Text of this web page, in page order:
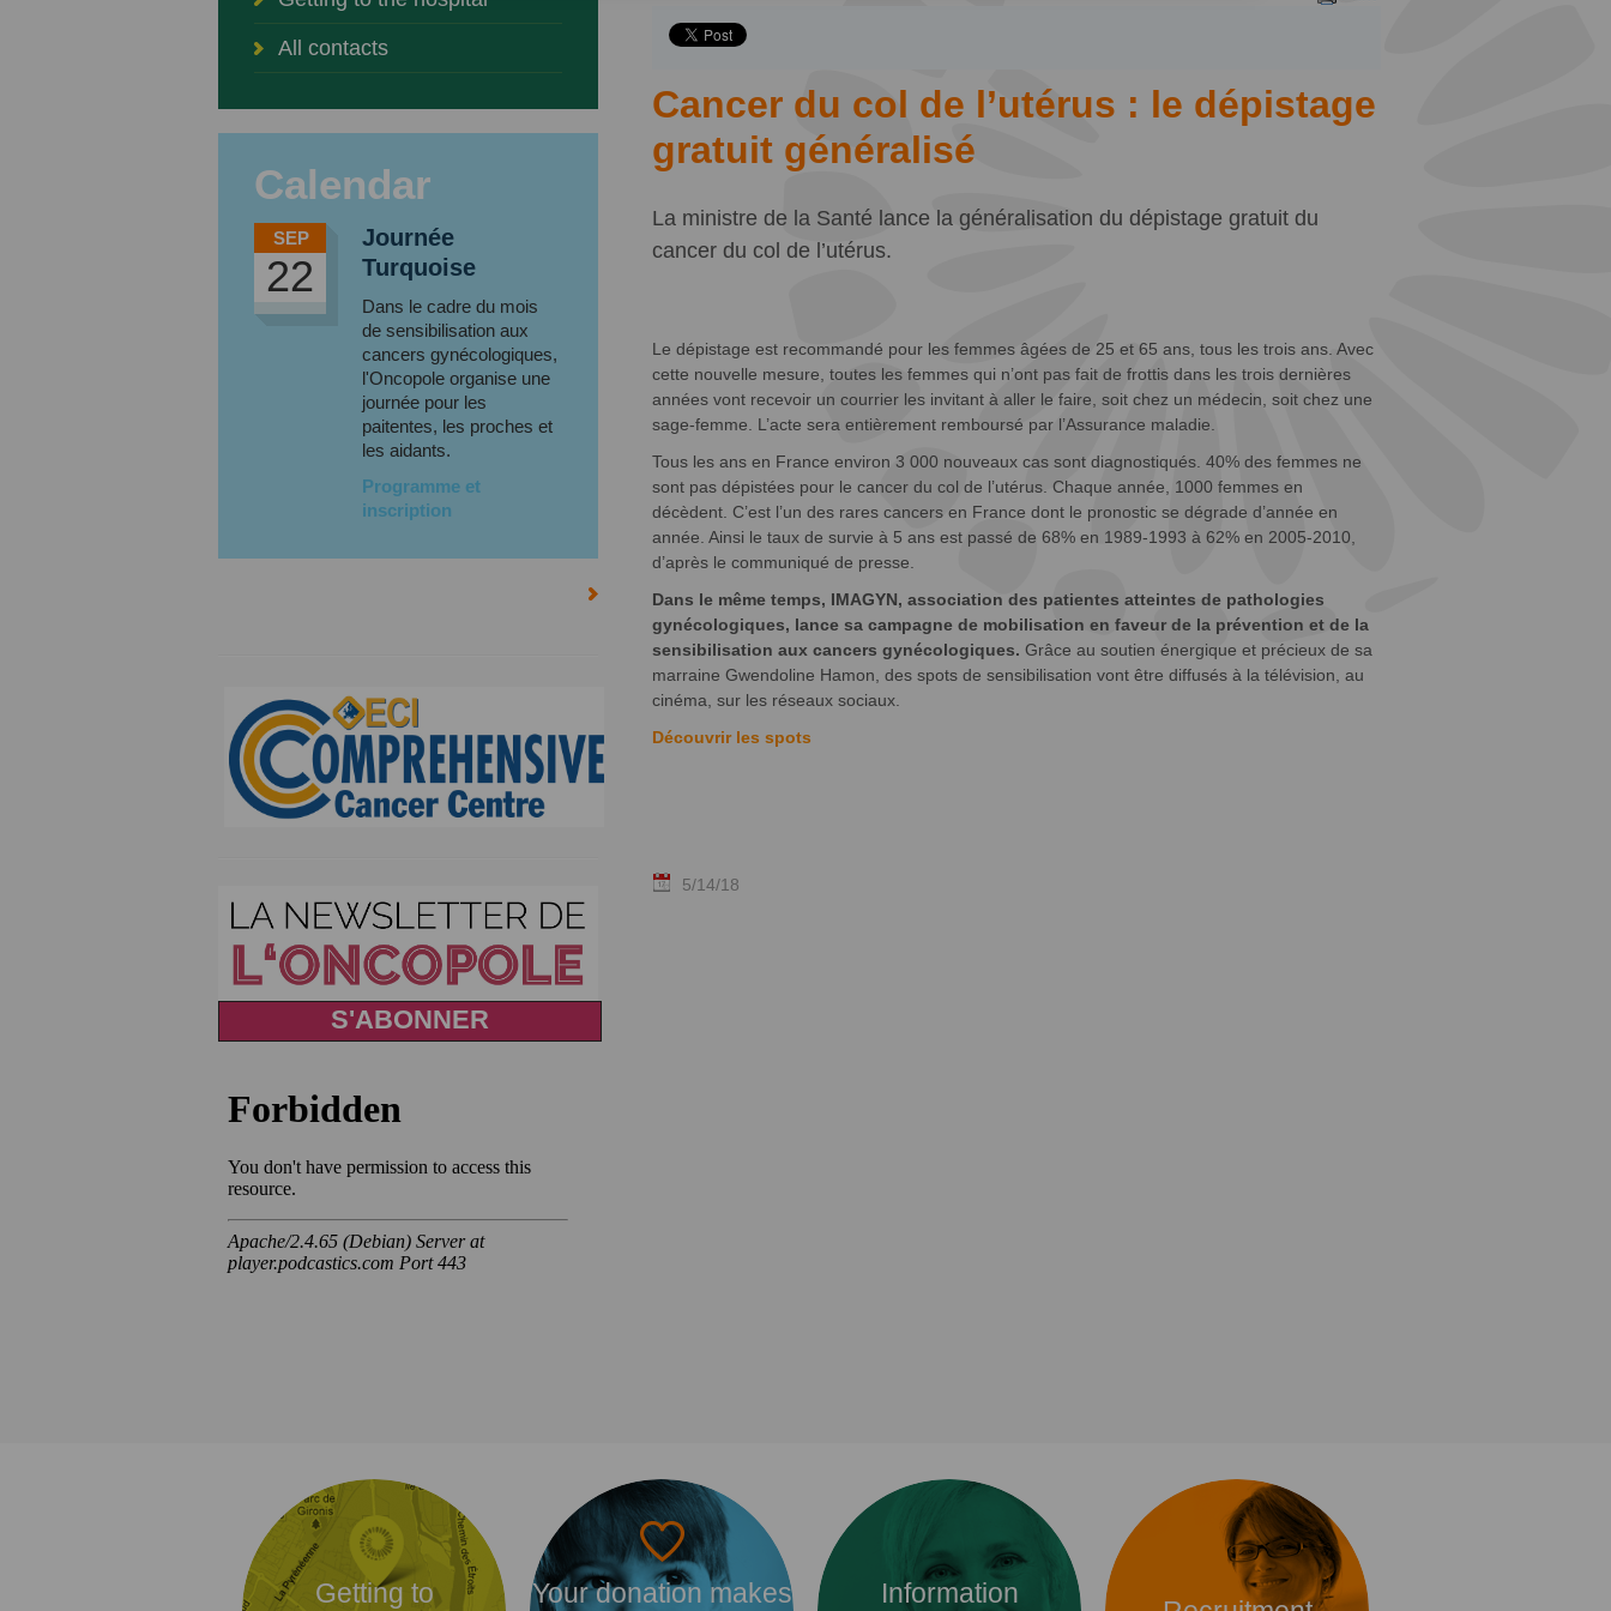
All contacts
Calendar
SEP
22
Journée
Turquoise
Dans le cadre du mois
de sensibilisation aux
cancers gynécologiques,
l'Oncopole organise une
journée pour les
paitentes, les proches et
les aidants.
Programme et
inscription
S'ABONNER
Cancer du col de l’utérus : le dépistage
gratuit généralisé
La ministre de la Santé lance la généralisation du dépistage gratuit du
cancer du col de l’utérus.
Le dépistage est recommandé pour les femmes âgées de 25 et 65 ans, tous les trois ans. Avec
cette nouvelle mesure, toutes les femmes qui n’ont pas fait de frottis dans les trois dernières
années vont recevoir un courrier les invitant à aller le faire, soit chez un médecin, soit chez une
sage-femme. L’acte sera entièrement remboursé par l’Assurance maladie.
Tous les ans en France environ 3 000 nouveaux cas sont diagnostiqués. 40% des femmes ne
sont pas dépistées pour le cancer du col de l’utérus. Chaque année, 1000 femmes en
décèdent. C’est l’un des rares cancers en France dont le pronostic se dégrade d’année en
année. Ainsi le taux de survie à 5 ans est passé de 68% en 1989-1993 à 62% en 2005-2010,
d’après le communiqué de presse.
Dans le même temps, IMAGYN, association des patientes atteintes de pathologies
gynécologiques, lance sa campagne de mobilisation en faveur de la prévention et de la
sensibilisation aux cancers gynécologiques. Grâce au soutien énergique et précieux de sa
marraine Gwendoline Hamon, des spots de sensibilisation vont être diffusés à la télévision, au
cinéma, sur les réseaux sociaux.
Découvrir les spots
5/14/18
Getting to Your donation makes Information